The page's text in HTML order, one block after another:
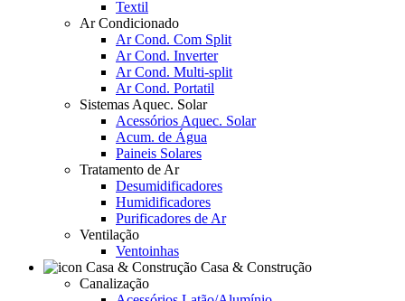
Textil
Ar Condicionado
Ar Cond. Com Split
Ar Cond. Inverter
Ar Cond. Multi-split
Ar Cond. Portatil
Sistemas Aquec. Solar
Acessórios Aquec. Solar
Acum. de Água
Paineis Solares
Tratamento de Ar
Desumidificadores
Humidificadores
Purificadores de Ar
Ventilação
Ventoinhas
Casa & Construção
Canalização